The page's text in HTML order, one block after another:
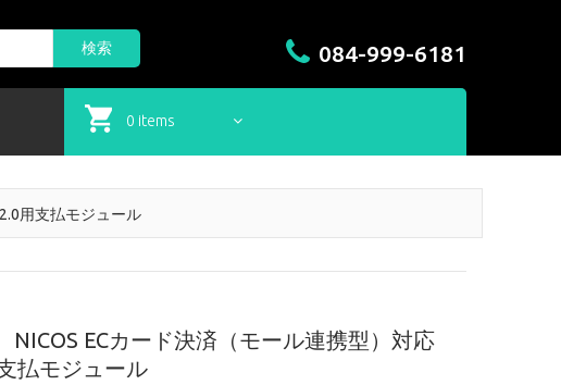
検索 084-999-6181
0 items
用支払モジュール
ECカード決済（モール連携型）対応
払モジュール